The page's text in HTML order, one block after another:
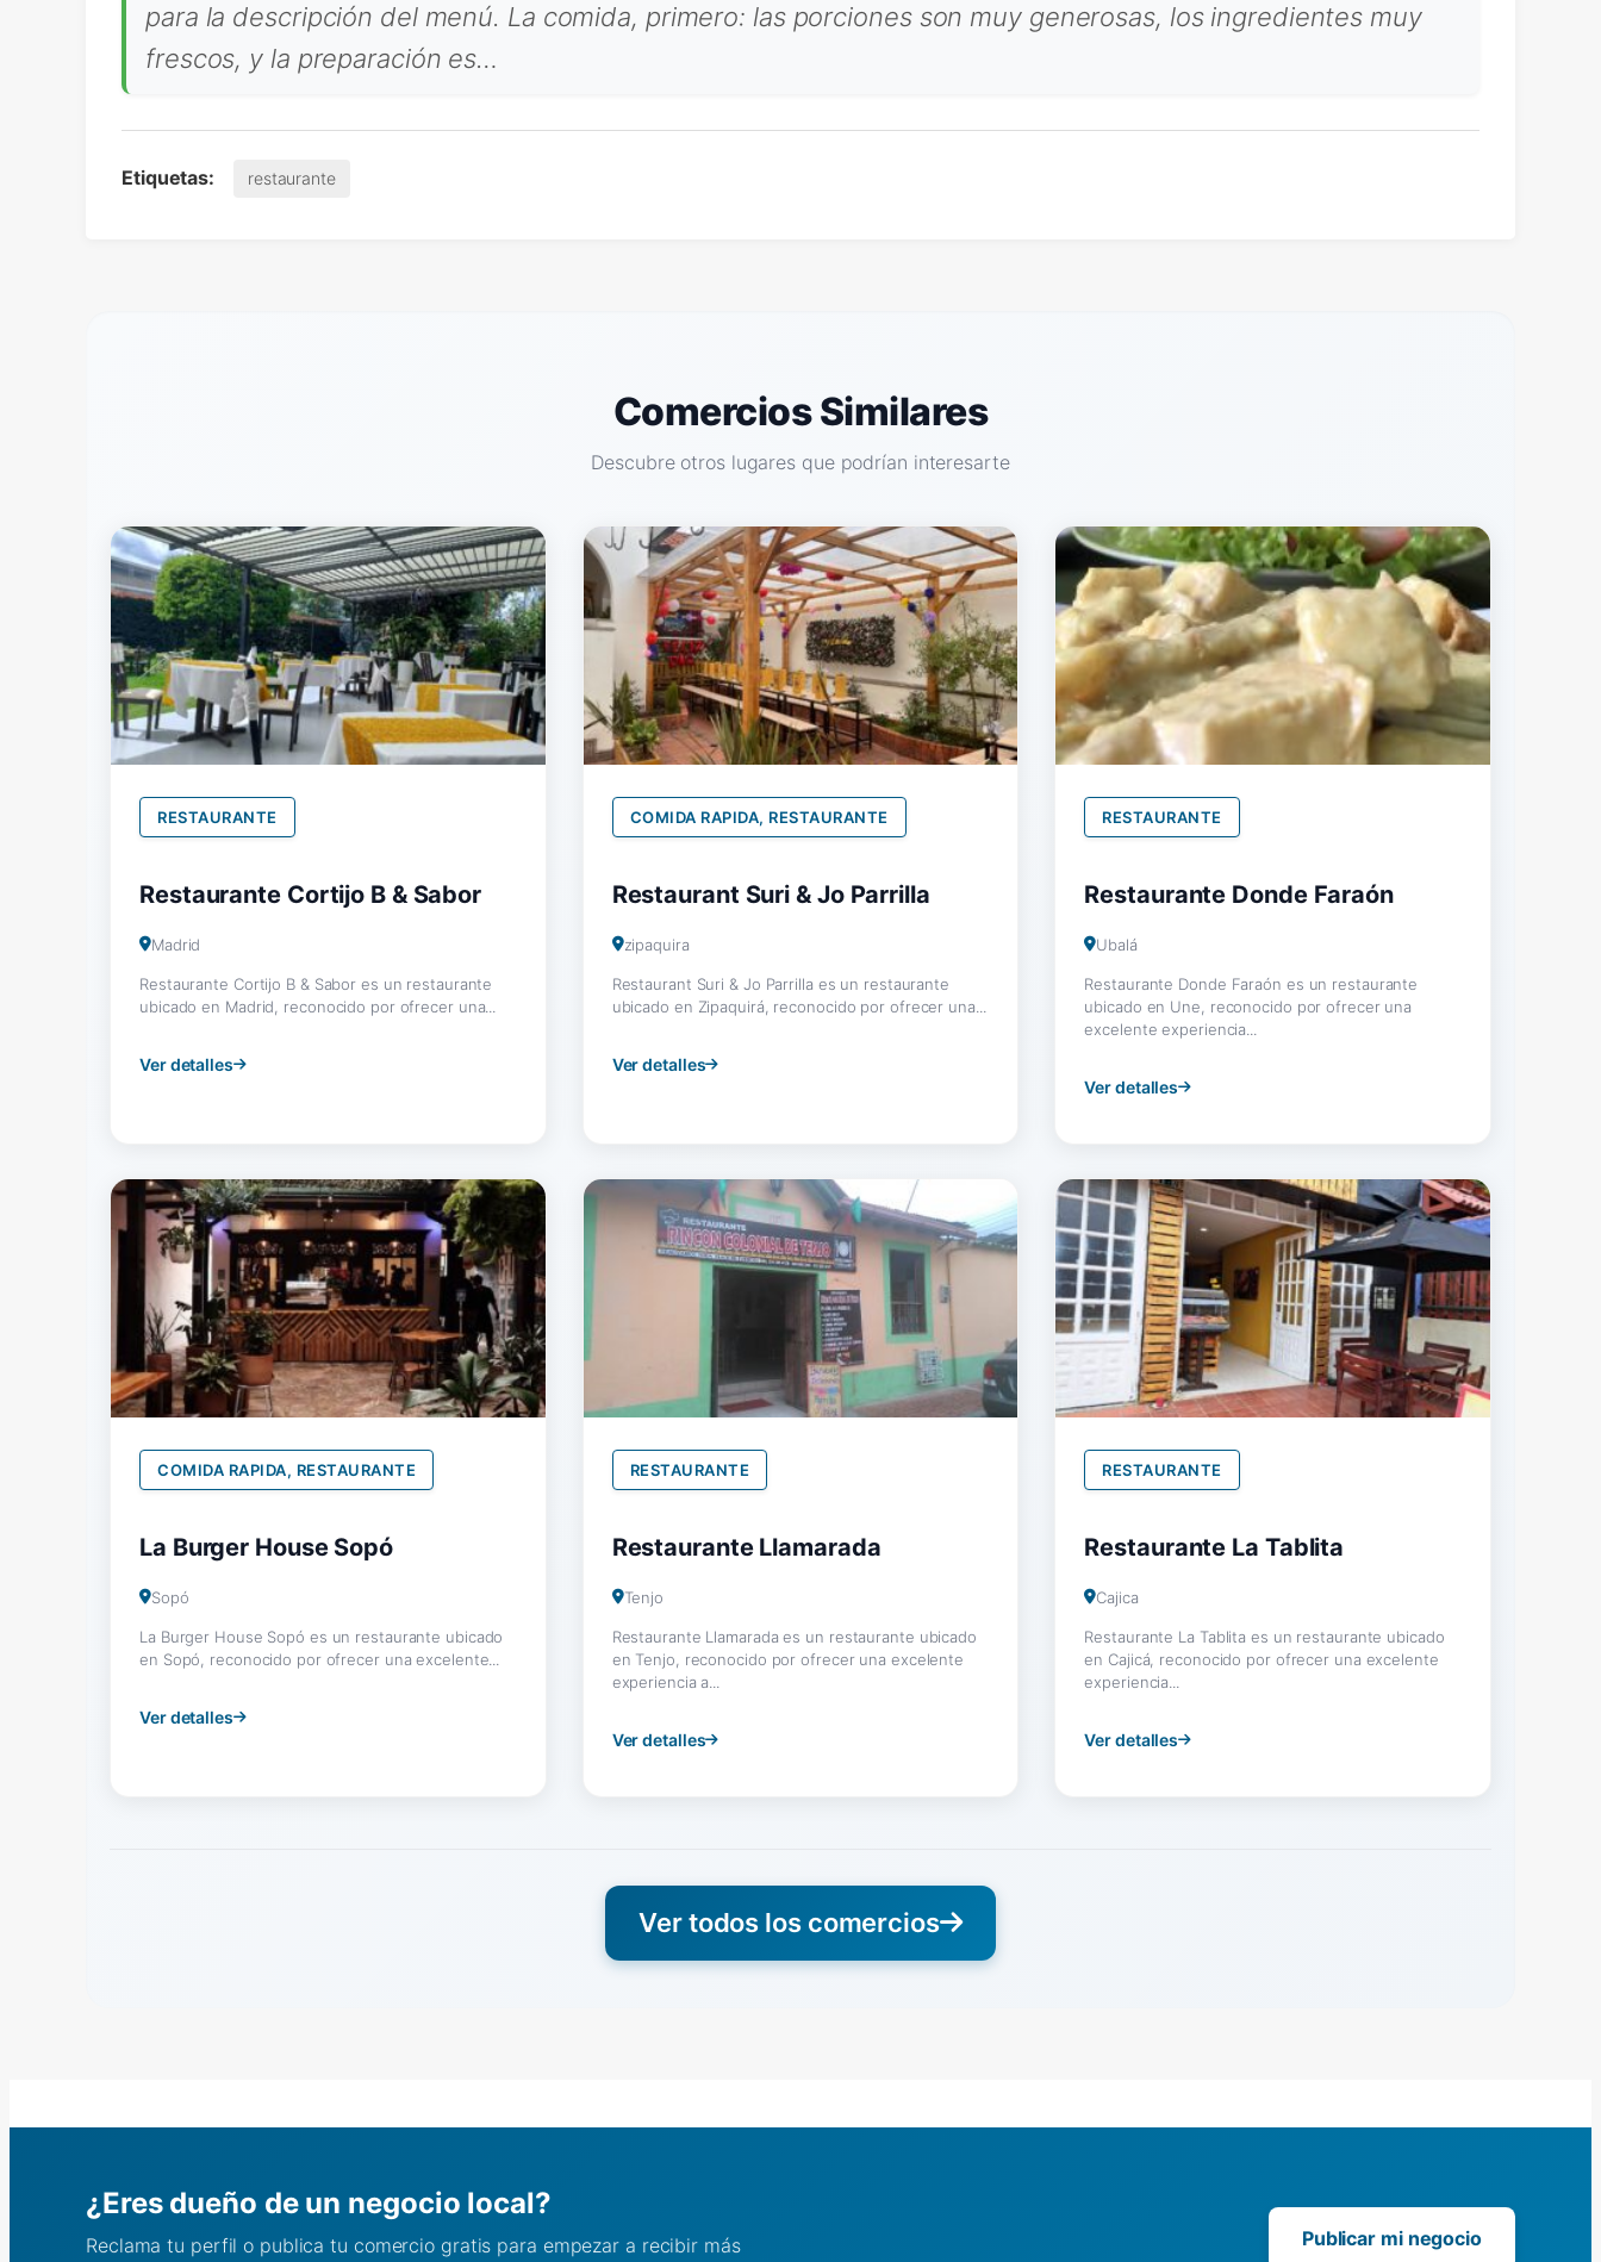
para la descripción del menú. La comida, primero: las porciones son muy generosas, los ingredientes muy
frescos, y la preparación es…
Etiquetas: restaurante
Comercios Similares
Descubre otros lugares que podrían interesarte
RESTAURANTE
Restaurante Cortijo B & Sabor
Madrid
Restaurante Cortijo B & Sabor es un restaurante
ubicado en Madrid, reconocido por ofrecer una...
Ver detalles
COMIDA RAPIDA, RESTAURANTE
Restaurant Suri & Jo Parrilla
zipaquira
Restaurant Suri & Jo Parrilla es un restaurante
ubicado en Zipaquirá, reconocido por ofrecer una...
Ver detalles
RESTAURANTE
Restaurante Donde Faraón
Ubalá
Restaurante Donde Faraón es un restaurante
ubicado en Une, reconocido por ofrecer una
excelente experiencia...
Ver detalles
COMIDA RAPIDA, RESTAURANTE
La Burger House Sopó
Sopó
La Burger House Sopó es un restaurante ubicado
en Sopó, reconocido por ofrecer una excelente...
Ver detalles
RESTAURANTE
Restaurante Llamarada
Tenjo
Restaurante Llamarada es un restaurante ubicado
en Tenjo, reconocido por ofrecer una excelente
experiencia a...
Ver detalles
RESTAURANTE
Restaurante La Tablita
Cajica
Restaurante La Tablita es un restaurante ubicado
en Cajicá, reconocido por ofrecer una excelente
experiencia...
Ver detalles
Ver todos los comercios
¿Eres dueño de un negocio local?
Reclama tu perfil o publica tu comercio gratis para empezar a recibir más Publicar mi negocio